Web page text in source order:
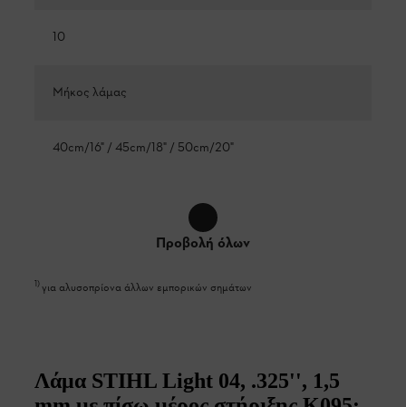
10
Μήκος λάμας
40cm/16" / 45cm/18" / 50cm/20"
Προβολή όλων
1)για αλυσοπρίονα άλλων εμπορικών σημάτων
Λάμα STIHL Light 04, .325'', 1,5